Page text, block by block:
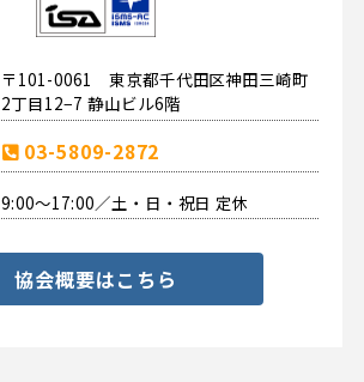
〒101-0061 東京都千代田区神田三崎町
2丁目12−7 静山ビル6階
03-5809-2872
9:00〜17:00／土・日・祝日 定休
協会概要はこちら